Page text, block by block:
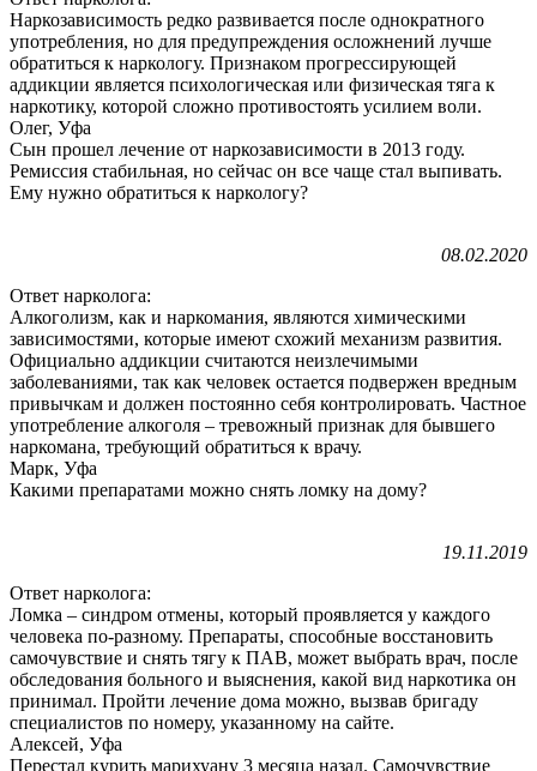
Наркозависимость редко развивается после однократного
употребления, но для предупреждения осложнений лучше
обратиться к наркологу. Признаком прогрессирующей
аддикции является психологическая или физическая тяга к
наркотику, которой сложно противостоять усилием воли.
Олег, Уфа
Сын прошел лечение от наркозависимости в 2013 году.
Ремиссия стабильная, но сейчас он все чаще стал выпивать.
Ему нужно обратиться к наркологу?
08.02.2020
Ответ нарколога:
Алкоголизм, как и наркомания, являются химическими
зависимостями, которые имеют схожий механизм развития.
Официально аддикции считаются неизлечимыми
заболеваниями, так как человек остается подвержен вредным
привычкам и должен постоянно себя контролировать. Частное
употребление алкоголя – тревожный признак для бывшего
наркомана, требующий обратиться к врачу.
Марк, Уфа
Какими препаратами можно снять ломку на дому?
19.11.2019
Ответ нарколога:
Ломка – синдром отмены, который проявляется у каждого
человека по-разному. Препараты, способные восстановить
самочувствие и снять тягу к ПАВ, может выбрать врач, после
обследования больного и выяснения, какой вид наркотика он
принимал. Пройти лечение дома можно, вызвав бригаду
специалистов по номеру, указанному на сайте.
Алексей, Уфа
Перестал курить марихуану 3 месяца назад. Самочувствие